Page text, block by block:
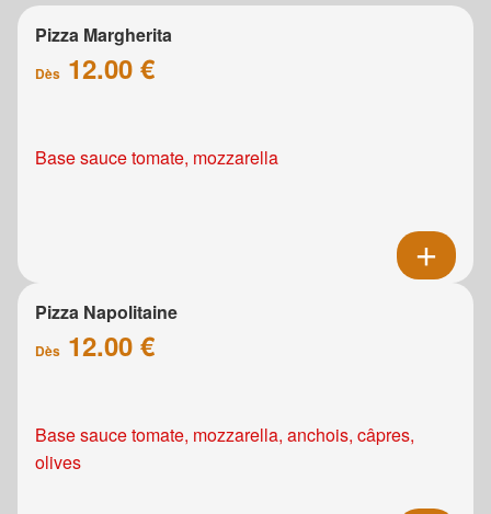
Pizza Margherita
Dès 12.00 €
Base sauce tomate, mozzarella
Pizza Napolitaine
Dès 12.00 €
Base sauce tomate, mozzarella, anchois, câpres,
olives